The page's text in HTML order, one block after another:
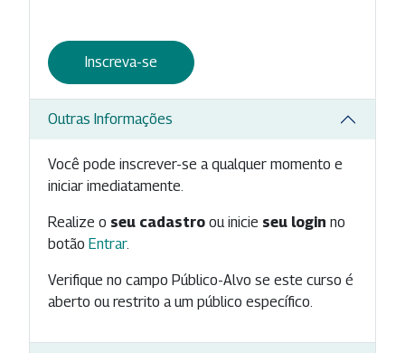
Inscreva-se
Outras Informações
Você pode inscrever-se a qualquer momento e
iniciar imediatamente.
Realize o seu cadastro ou inicie seu login no
botão Entrar.
Verifique no campo Público-Alvo se este curso é
aberto ou restrito a um público específico.